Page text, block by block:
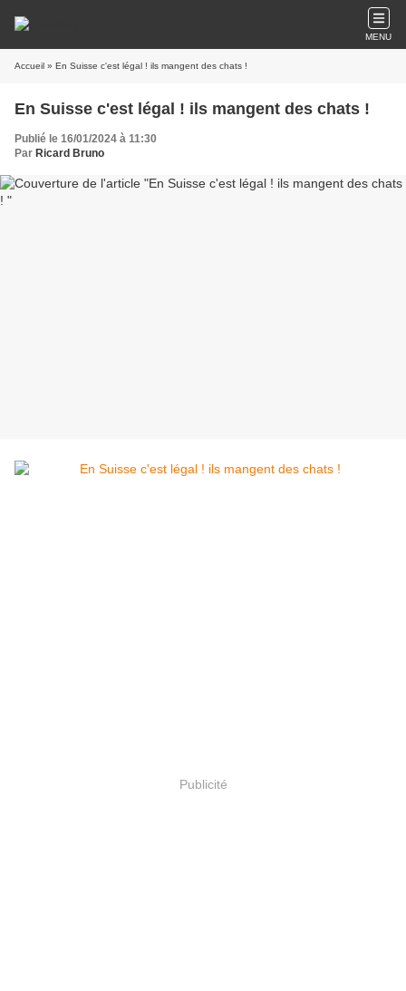
MENU
Accueil » En Suisse c'est légal ! ils mangent des chats !
En Suisse c'est légal ! ils mangent des chats !
Publié le 16/01/2024 à 11:30
Par Ricard Bruno
Publicité